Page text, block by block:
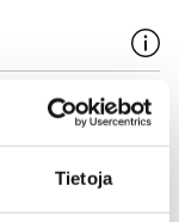
Tietoja